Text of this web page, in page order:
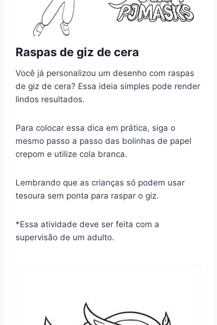
Raspas de giz de cera
Você já personalizou um desenho com raspas
de giz de cera? Essa ideia simples pode render
lindos resultados.
Para colocar essa dica em prática, siga o
mesmo passo a passo das bolinhas de papel
crepom e utilize cola branca.
Lembrando que as crianças só podem usar
tesoura sem ponta para raspar o giz.
*Essa atividade deve ser feita com a
supervisão de um adulto.